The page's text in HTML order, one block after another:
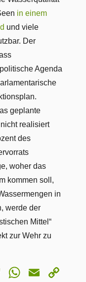
in einem
und viele
Der
Agenda
geplante
realisiert
des
woher das
kommen soll,
in
werde der
Mittel“
zur Wehr zu
BlueskyEmail